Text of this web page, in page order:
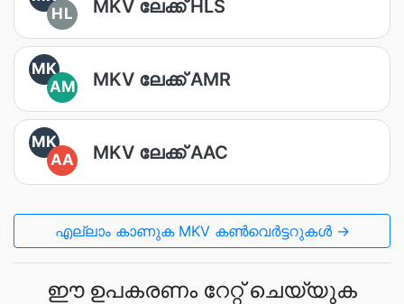
HL
MKV ലേക്ക് HLS
MK
AM
MKV ലേക്ക് AMR
MK
AA
MKV ലേക്ക് AAC
എല്ലാം കാണുക MKV കൺവെർട്ടറുകൾ →
ഈ ഉപകരണം റേറ്റ് ചെയ്യുക